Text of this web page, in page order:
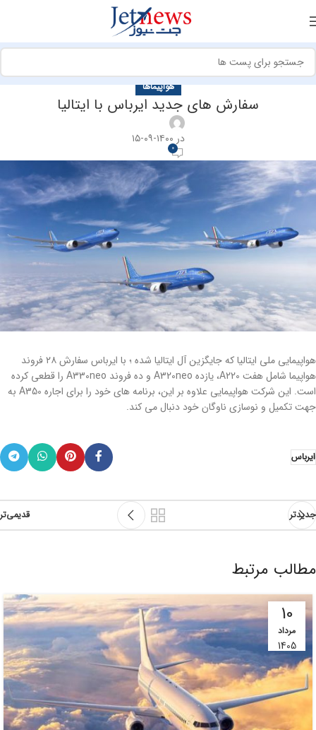
هواپیماها
سفارش های جدید ایرباس با ایتالیا
در ۱۴۰۰-۰۹-۱۵
0
هواپیمایی ملی ایتالیا که جایگزین آل ایتالیا شده ؛ با ایرباس سفارش ۲۸ فروند
هواپیما شامل هفت A220، یازده A320neo و ده فروند A330neo را قطعی کرده
است. این شرکت هواپیمایی علاوه بر این، برنامه های خود را برای اجاره A350 به
جهت تکمیل و نوسازی ناوگان خود دنبال می کند.
ایرباس
جدیدتر قدیمی‌تر
مطالب مرتبط
10
مرداد
1405